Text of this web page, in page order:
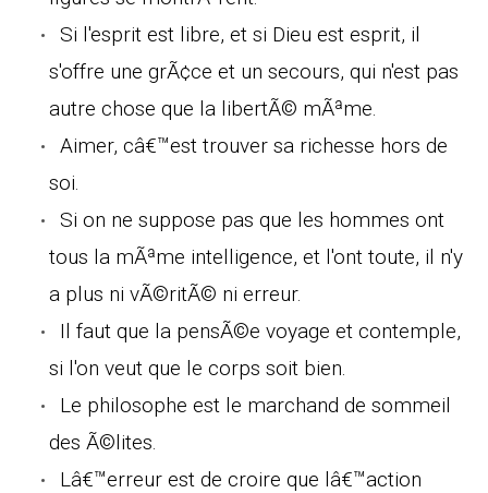
Si l'esprit est libre, et si Dieu est esprit, il
s'offre une grÃ¢ce et un secours, qui n'est pas
autre chose que la libertÃ© mÃªme.
Aimer, câ€™est trouver sa richesse hors de
soi.
Si on ne suppose pas que les hommes ont
tous la mÃªme intelligence, et l'ont toute, il n'y
a plus ni vÃ©ritÃ© ni erreur.
Il faut que la pensÃ©e voyage et contemple,
si l'on veut que le corps soit bien.
Le philosophe est le marchand de sommeil
des Ã©lites.
Lâ€™erreur est de croire que lâ€™action